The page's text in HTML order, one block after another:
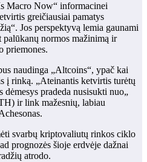
Macro Now“ informacinei
greičiausiai pamatys
Jos perspektyvą lemia gaunami
normos mažinimą ir
priemones.
naudinga „Altcoins“, ypač kai
į rinką. „Ateinantis ketvirtis turėtų
dėmesys pradeda nusisukti nuo„
ir link mažesnių, labiau
svarbų kriptovaliutų rinkos ciklo
prognozės šioje erdvėje dažnai
atrodo.